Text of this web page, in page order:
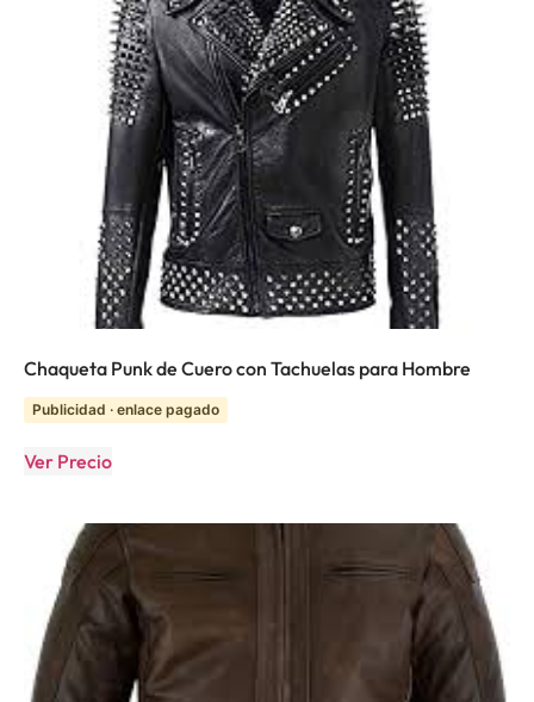
Chaqueta Punk de Cuero con Tachuelas para Hombre
Publicidad · enlace pagado
Ver Precio